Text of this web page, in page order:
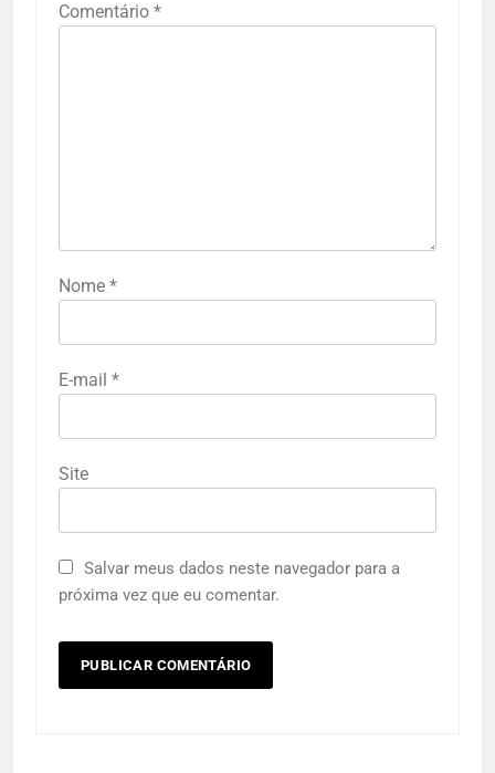
Comentário *
Nome *
E-mail *
Site
Salvar meus dados neste navegador para a
próxima vez que eu comentar.